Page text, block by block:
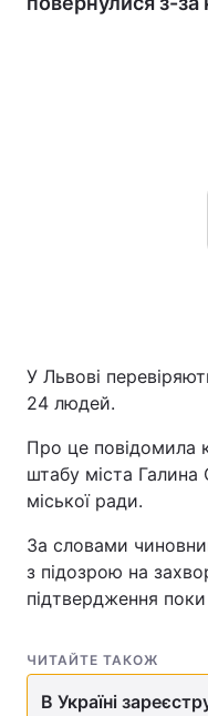
У Львові
24 людей.
Про це повідомила
штабу міста Галина
міської ради.
За словами
з підозрою на
підтвердження
ЧИТАЙТЕ ТАКОЖ
В Україні